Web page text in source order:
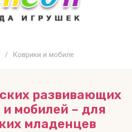
/ Коврики и мобиле
развивающих
и мобилей – для
младенцев